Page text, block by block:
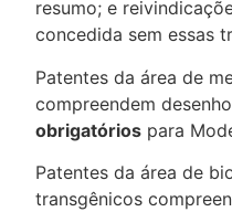
resumo; e
concedida sem essas
Patentes da área de
compreendem
obrigatórios para
Patentes da área de
transgênicos